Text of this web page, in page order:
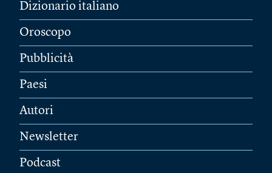
Dizionario italiano
Oroscopo
Pubblicità
Paesi
Autori
Newsletter
Podcast